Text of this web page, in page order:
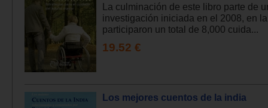
La culminación de este libro parte de
investigación iniciada en el 2008, en
participaron un total de 8,000 cuida...
19.52 €
Los mejores cuentos de la india